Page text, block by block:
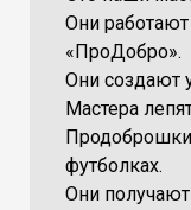
Они
«ПроДобро».
Они создают
Мастера
футболках.
Они получают